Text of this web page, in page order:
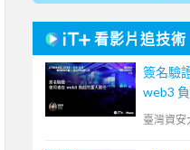
看影片追技術
簽名驗
web3
臺灣資安